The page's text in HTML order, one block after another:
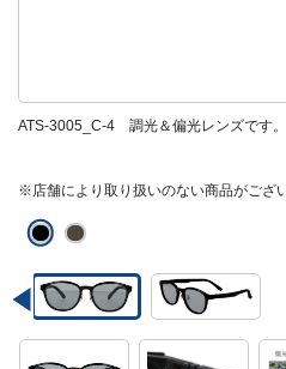
ATS-3005_C-4 調光＆偏光レンズです
※店舗により取り扱いのない商品がござ